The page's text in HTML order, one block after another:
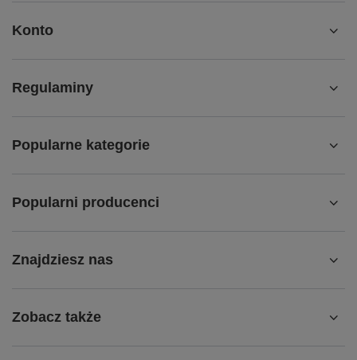
Konto
Regulaminy
Popularne kategorie
Popularni producenci
Znajdziesz nas
Zobacz także